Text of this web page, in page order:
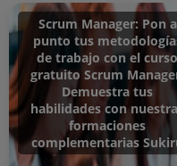
Scrum Manager: Pon a
punto tus
de trabajo con el curso
gratuito Scrum
Demuestra tus
habilidades con
formaciones
complementarias